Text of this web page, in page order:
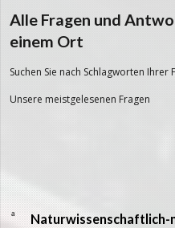
Alle Fragen und
einem Ort
Suchen Sie nach Schlagworten Ihrer
Unsere meistgelesenen Fragen
a
Naturwissenschaftlich-